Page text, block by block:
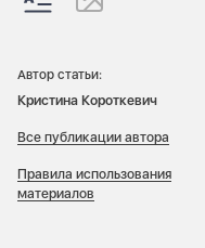
Автор статьи:
Кристина Короткевич
Все публикации автора
Правила использования
материалов